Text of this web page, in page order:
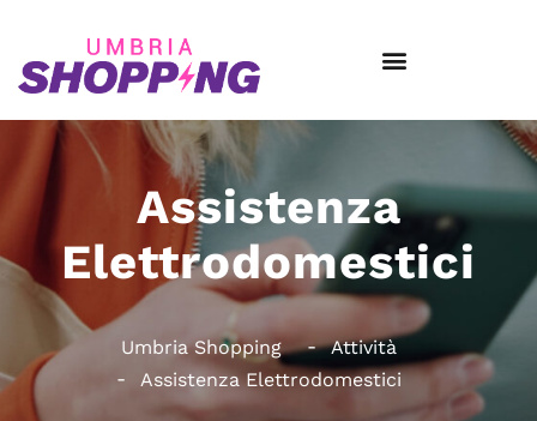
Assistenza
Elettrodomestici
Umbria Shopping
Attività
Assistenza Elettrodomestici